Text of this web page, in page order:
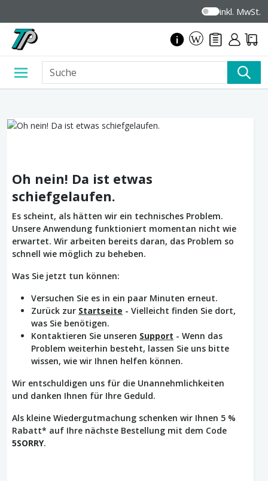
inkl. MwSt.
Oh nein! Da ist etwas
schiefgelaufen.
Es scheint, als hätten wir ein technisches Problem.
Unsere Anwendung funktioniert momentan nicht wie
erwartet. Wir arbeiten bereits daran, das Problem so
schnell wie möglich zu beheben.
Was Sie jetzt tun können:
Versuchen Sie es in ein paar Minuten erneut.
Zurück zur Startseite - Vielleicht finden Sie dort,
was Sie benötigen.
Kontaktieren Sie unseren Support - Wenn das
Problem weiterhin besteht, lassen Sie uns bitte
wissen, wie wir Ihnen helfen können.
Wir entschuldigen uns für die Unannehmlichkeiten
und danken Ihnen für Ihre Geduld.
Als kleine Wiedergutmachung schenken wir Ihnen 5 %
Rabatt* auf Ihre nächste Bestellung mit dem Code
5SORRY.